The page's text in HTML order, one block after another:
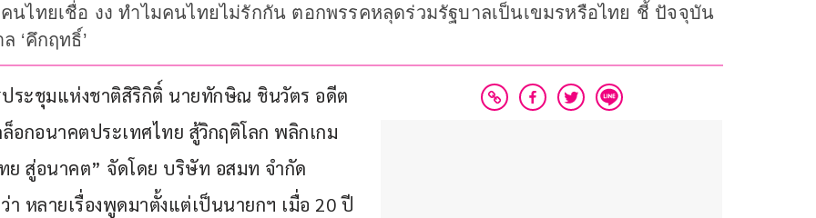
คนไทยเชื่อ งง ทำไมคนไทยไม่รักกัน ตอกพรรคหลุดร่วมรัฐบาลเป็นเขมรหรือไทย ชี้ ปัจจุบัน
‘คึกฤทธิ์’
ประชุมแห่งชาติสิริกิติ์ นายทักษิณ ชินวัตร อดีต
กอนาคตประเทศไทย สู้วิกฤติโลก พลิกเกม
ย สู่อนาคต” จัดโดย บริษัท อสมท จำกัด
หลายเรื่องพูดมาตั้งแต่เป็นนายกฯ เมื่อ 20 ปี